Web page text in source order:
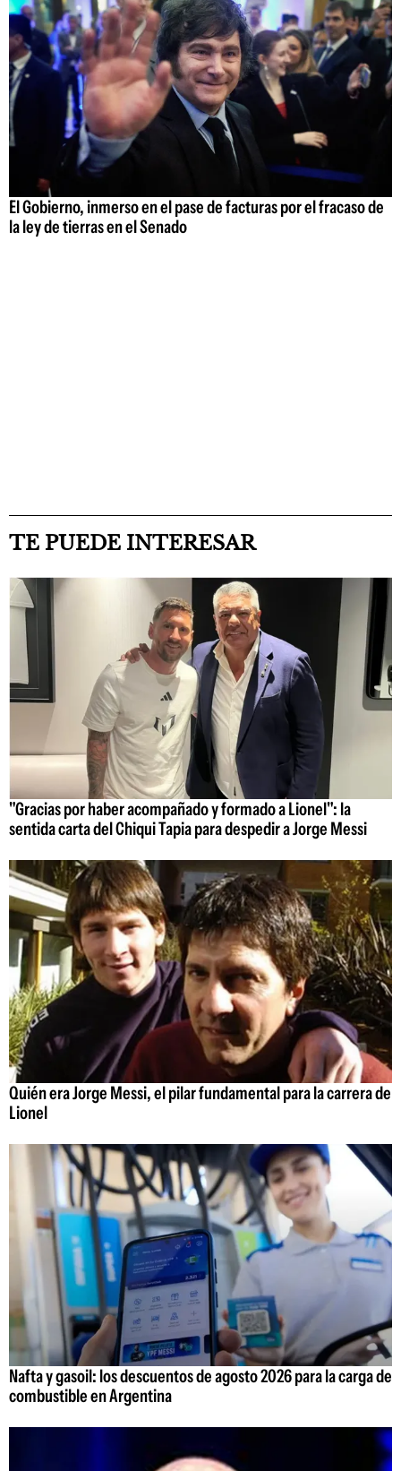
El Gobierno, inmerso en el pase de facturas por el fracaso de
la ley de tierras en el Senado
TE PUEDE INTERESAR
"Gracias por haber acompañado y formado a Lionel": la
sentida carta del Chiqui Tapia para despedir a Jorge Messi
Quién era Jorge Messi, el pilar fundamental para la carrera de
Lionel
Nafta y gasoil: los descuentos de agosto 2026 para la carga de
combustible en Argentina